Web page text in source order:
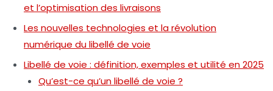
et l’optimisation des livraisons
Les nouvelles technologies et la révolution
numérique du libellé de voie
Libellé de voie : définition, exemples et utilité en 2025
Qu’est-ce qu’un libellé de voie ?